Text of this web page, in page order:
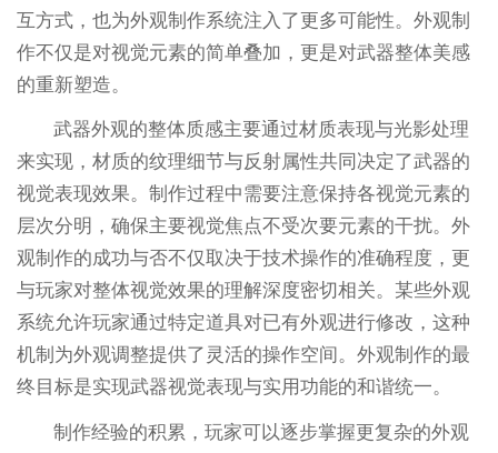
互方式，也为外观制作系统注入了更多可能性。外观制
作不仅是对视觉元素的简单叠加，更是对武器整体美感
的重新塑造。
武器外观的整体质感主要通过材质表现与光影处理
来实现，材质的纹理细节与反射属性共同决定了武器的
视觉表现效果。制作过程中需要注意保持各视觉元素的
层次分明，确保主要视觉焦点不受次要元素的干扰。外
观制作的成功与否不仅取决于技术操作的准确程度，更
与玩家对整体视觉效果的理解深度密切相关。某些外观
系统允许玩家通过特定道具对已有外观进行修改，这种
机制为外观调整提供了灵活的操作空间。外观制作的最
终目标是实现武器视觉表现与实用功能的和谐统一。
制作经验的积累，玩家可以逐步掌握更复杂的外观